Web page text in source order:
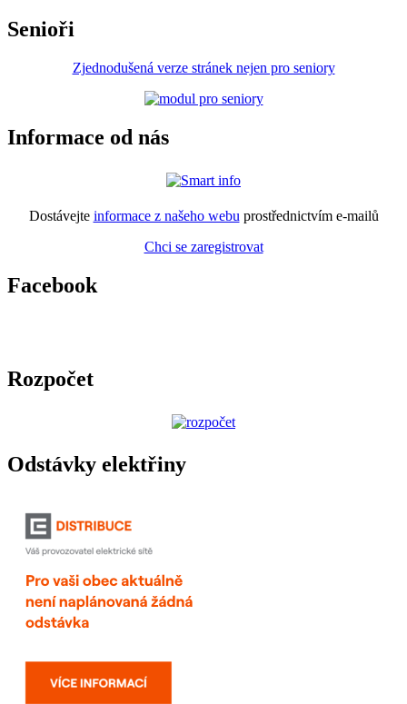
Senioři
Zjednodušená verze stránek nejen pro seniory
Informace od nás
Dostávejte informace z našeho webu prostřednictvím e-mailů
Chci se zaregistrovat
Facebook
Rozpočet
Odstávky elektřiny